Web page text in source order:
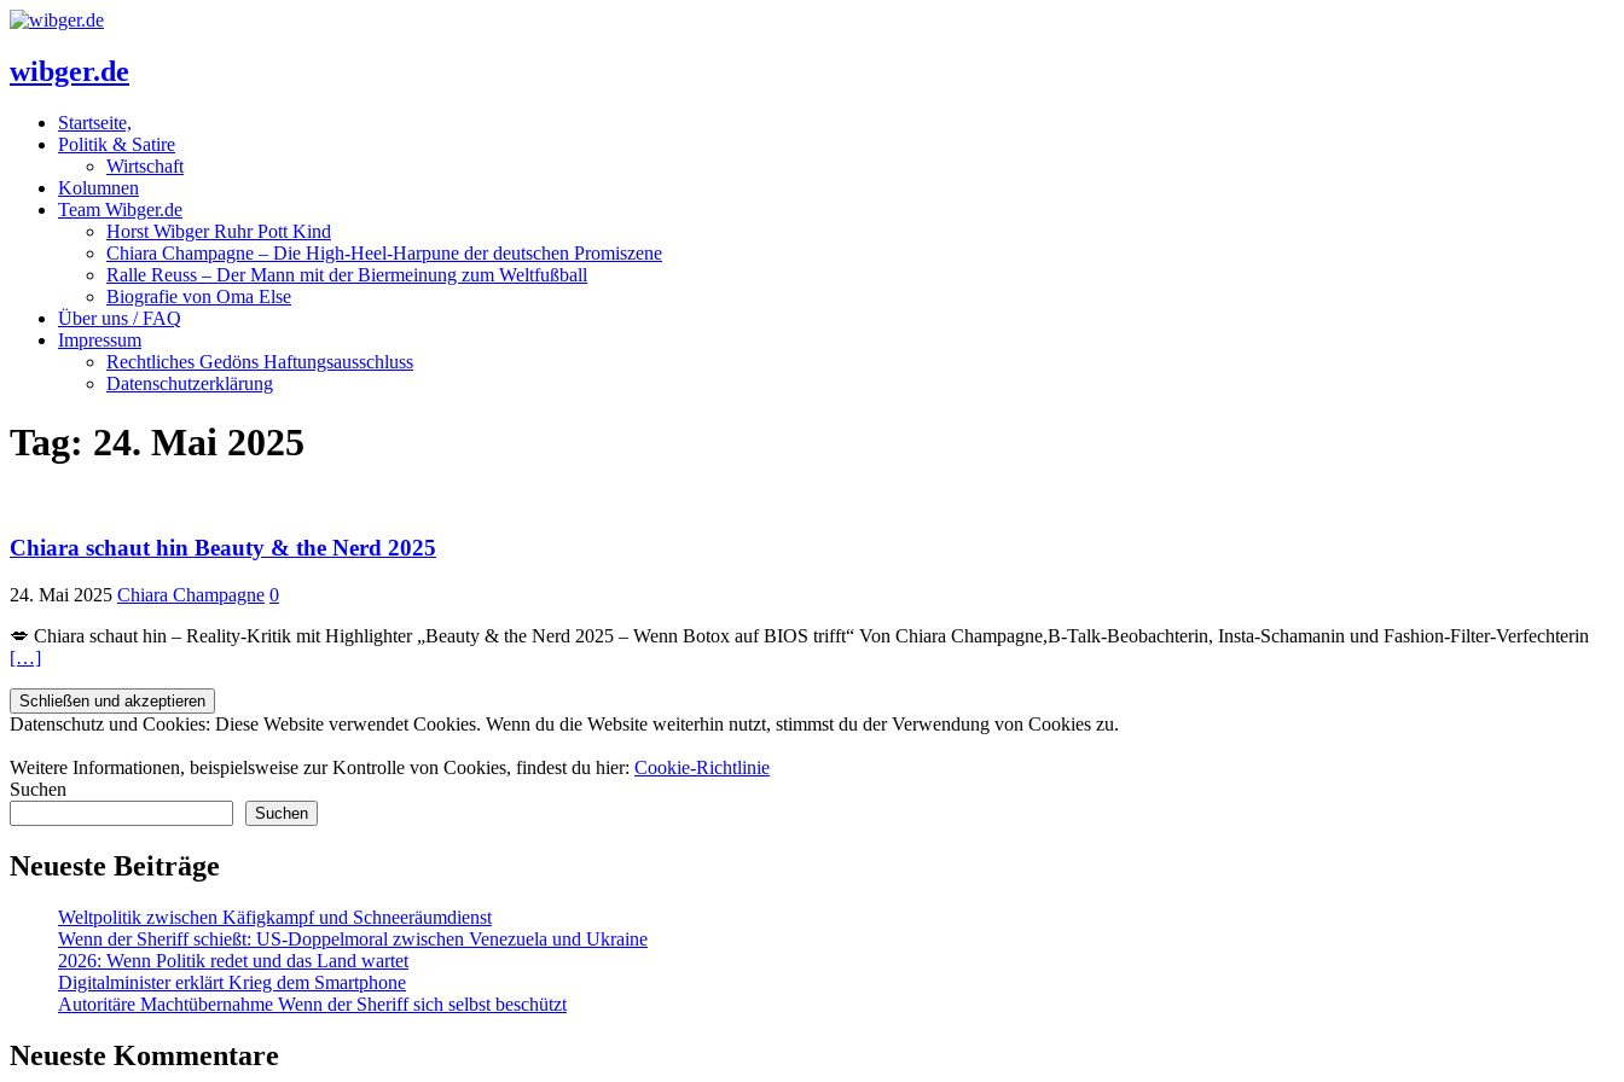
wibger.de
Startseite,
Politik & Satire
Wirtschaft
Kolumnen
Team Wibger.de
Horst Wibger Ruhr Pott Kind
Chiara Champagne – Die High-Heel-Harpune der deutschen Promiszene
Ralle Reuss – Der Mann mit der Biermeinung zum Weltfußball
Biografie von Oma Else
Über uns / FAQ
Impressum
Rechtliches Gedöns Haftungsausschluss
Datenschutzerklärung
Tag: 24. Mai 2025
Chiara schaut hin Beauty & the Nerd 2025
24. Mai 2025 Chiara Champagne 0
💋 Chiara schaut hin – Reality-Kritik mit Highlighter „Beauty & the Nerd 2025 – Wenn Botox auf BIOS trifft“ Von Chiara Champagne,B-Talk-Beobachterin, Insta-Schamanin und Fashion-Filter-Verfechterin
[…]
Datenschutz und Cookies: Diese Website verwendet Cookies. Wenn du die Website weiterhin nutzt, stimmst du der Verwendung von Cookies zu.
Weitere Informationen, beispielsweise zur Kontrolle von Cookies, findest du hier: Cookie-Richtlinie
Suchen
Suchen
Neueste Beiträge
Weltpolitik zwischen Käfigkampf und Schneeräumdienst
Wenn der Sheriff schießt: US-Doppelmoral zwischen Venezuela und Ukraine
2026: Wenn Politik redet und das Land wartet
Digitalminister erklärt Krieg dem Smartphone
Autoritäre Machtübernahme Wenn der Sheriff sich selbst beschützt
Neueste Kommentare